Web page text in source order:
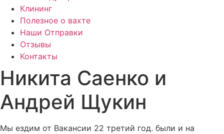
Клининг
Полезное о вахте
Наши Отправки
Отзывы
Контакты
Никита Саенко и
Андрей Щукин
Мы ездим от Вакансии 22 третий год. были и на